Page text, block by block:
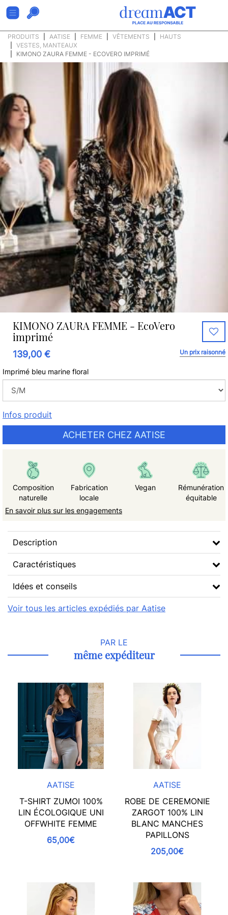
PRODUITS AATISE FEMME VÊTEMENTS
HAUTS
VESTES, MANTEAUX
KIMONO ZAURA FEMME - ECOVERO IMPRIMÉ
KIMONO ZAURA FEMME - EcoVero
imprimé
139,00 € Un prix raisonné
Imprimé bleu marine floral
Infos produit
ACHETER CHEZ AATISE
Composition
naturelle
Fabrication
locale
Vegan
Rémunération
équitable
En savoir plus sur les engagements
Description
Caractéristiques
Idées et conseils
Voir tous les articles expédiés par Aatise
PAR LE
même expéditeur
AATISE
T-SHIRT ZUMOI 100%
LIN ÉCOLOGIQUE UNI
OFFWHITE FEMME
65,00€
AATISE
ROBE DE CEREMONIE
ZARGOT 100% LIN
BLANC MANCHES
PAPILLONS
205,00€